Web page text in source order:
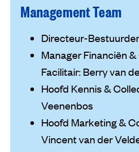
Management Team
Directeur-
Manager Financiën
Facilitair: Berry van
Hoofd Kennis &
Veenenbos
Hoofd Marketing &
Vincent van der